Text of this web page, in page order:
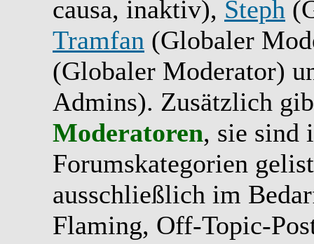
causa, inaktiv), Steph
Tramfan (Globaler
(Globaler Moderator)
Admins). Zusätzlich
Moderatoren, sie sind
Forumskategorien
ausschließlich im
Flaming, Off-Topic-